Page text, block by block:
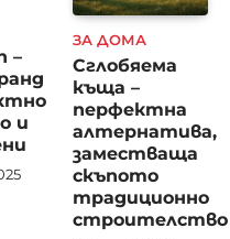
–
и
ЗА ДОМА
Сглобяема
къща –
перфектна
алтернатива,
заместваща
скъпото
традиционно
строителство